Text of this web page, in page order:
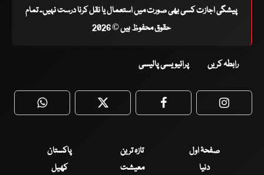
پیشگی اجازت کسی بھی صورت میں استعمال یا نقل کرنا درست نہیں۔ تمام
حقوق محفوظ ہیں © 2026
رابطہ کریں پرائیویسی پالیسی
WhatsApp Twitter Facebook
صفحۂ اول تازہ ترین
پاکستان
دنیا
معیشت
کھیل